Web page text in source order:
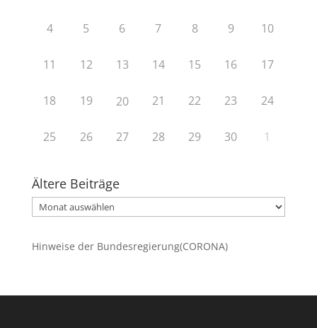
4 5 6 7 8 9 10
11 12 13 14 15 16 17
18 19 20 21 22 23 24
25 26 27 28 29 30 1
Ältere Beiträge
Ältere
Beiträge
Hinweise der Bundesregierung(CORONA)